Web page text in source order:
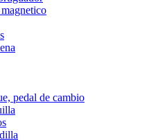
pedal de cambio